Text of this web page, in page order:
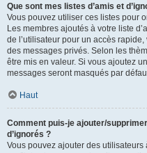
Que sont mes listes d’amis et
Vous pouvez utiliser ces listes pour
Les membres ajoutés à votre liste
de l’utilisateur pour un accès
des messages privés. Selon les
être mis en valeur. Si vous ajoutez
messages seront masqués par
Haut
Comment puis-je ajouter/
d’ignorés ?
Vous pouvez ajouter des